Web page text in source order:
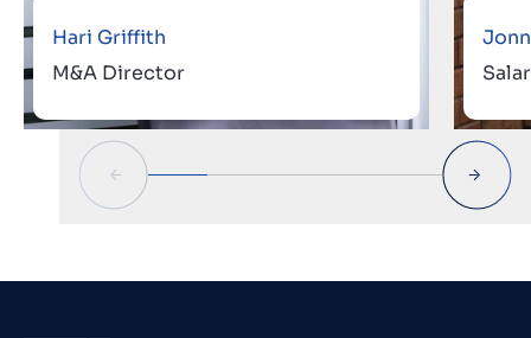
Hari Griffith
M&A Director